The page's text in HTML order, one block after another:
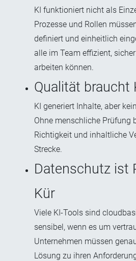
KI funktioniert nicht als
Prozesse und Rollen
definiert und einheitlich
alle im Team effizient,
arbeiten können.
Qualität braucht
KI generiert Inhalte, aber
Ohne menschliche Prüfung
Richtigkeit und inhaltliche
Strecke.
Datenschutz ist
Kür
Viele KI-Tools sind
sensibel, wenn es um
Unternehmen müssen
Lösung zu ihren